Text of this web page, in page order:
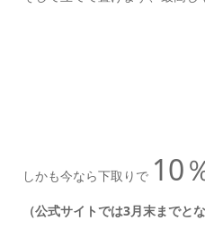
しかも今なら下取りで 10
（公式サイトでは3月末までと